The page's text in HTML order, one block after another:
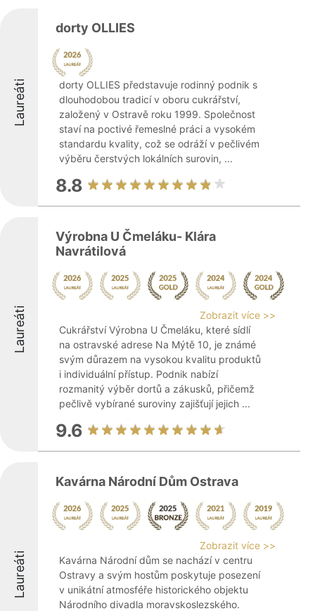
Laureáti
dorty OLLIES
dorty OLLIES představuje rodinný podnik s
dlouhodobou tradicí v oboru cukrářství,
založený v Ostravě roku 1999. Společnost
staví na poctivé řemeslné práci a vysokém
standardu kvality, což se odráží v pečlivém
výběru čerstvých lokálních surovin, ...
8.8
Laureáti
Výrobna U Čmeláku- Klára
Navrátilová
Zobrazit více >>
Cukrářství Výrobna U Čmeláku, které sídlí
na ostravské adrese Na Mýtě 10, je známé
svým důrazem na vysokou kvalitu produktů
i individuální přístup. Podnik nabízí
rozmanitý výběr dortů a zákusků, přičemž
pečlivě vybírané suroviny zajišťují jejich ...
9.6
Laureáti
Kavárna Národní Dům Ostrava
Zobrazit více >>
Kavárna Národní dům se nachází v centru
Ostravy a svým hostům poskytuje posezení
v unikátní atmosféře historického objektu
Národního divadla moravskoslezského.